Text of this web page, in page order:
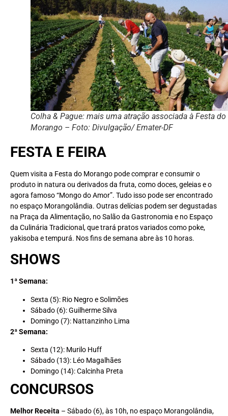
Colha & Pague: mais uma atração associada à Festa do
Morango – Foto: Divulgação/ Emater-DF
FESTA E FEIRA
Quem visita a Festa do Morango pode comprar e consumir o
produto in natura ou derivados da fruta, como doces, geleias e o
agora famoso “Mongo do Amor”. Tudo isso pode ser encontrado
no espaço Morangolândia. Outras delícias podem ser degustadas
na Praça da Alimentação, no Salão da Gastronomia e no Espaço
da Culinária Tradicional, que trará pratos variados como poke,
yakisoba e tempurá. Nos fins de semana abre às 10 horas.
SHOWS
1ª Semana:
Sexta (5): Rio Negro e Solimões
Sábado (6): Guilherme Silva
Domingo (7): Nattanzinho Lima
2ª Semana:
Sexta (12): Murilo Huff
Sábado (13): Léo Magalhães
Domingo (14): Calcinha Preta
CONCURSOS
Melhor Receita – Sábado (6), às 10h, no espaço Morangolândia,